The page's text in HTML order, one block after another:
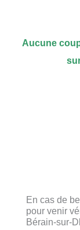
Aucune
En cas de
pour venir
Bérain-sur-